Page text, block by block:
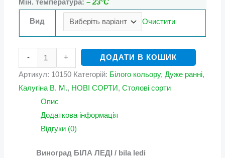
Мін. температура:– 23°С
Вид Очистити
- + ДОДАТИ В КОШИК
Артикул: 10150 Категорій: Білого кольору,Дуже ранні,
Калугіна В. М., НОВІ СОРТИ,Столові сорти
Опис
Додаткова інформація
Відгуки (0)
Виноград БІЛА ЛЕДІ / bila ledi